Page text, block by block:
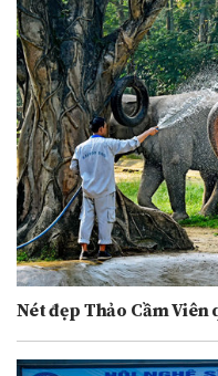
Nét đẹp Thảo Cầm